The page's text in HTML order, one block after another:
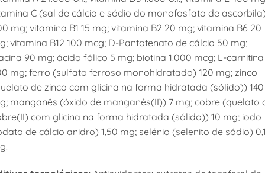
C (sal de cálcio e sódio do monofosfato de
mg; vitamina B1 15 mg; vitamina B2 20 mg; vitamina B6 20
vitamina B12 100 mcg; D-Pantotenato de cálcio 50 mg;
90 mg; ácido fólico 5 mg; biotina 1.000 mcg; L-carnitina
mg; ferro (sulfato ferroso monohidratado) 120 mg; zinco
de zinco com glicina na forma hidratada (sólido)) 140
manganês (óxido de manganês(II)) 7 mg; cobre (quelato
com glicina na forma hidratada (sólido)) 10 mg; iodo
de cálcio anidro) 1,50 mg; selénio (selenito de sódio)